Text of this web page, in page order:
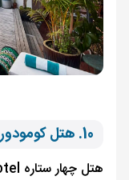
10. هتل کومودور کیپ تاون